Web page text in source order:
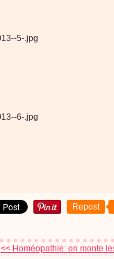
Repost
<< Homéopathie: on monte